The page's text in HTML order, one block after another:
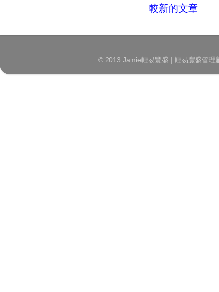
較新的文章
© 2013 Jamie輕易豐盛 | 輕易豐盛管